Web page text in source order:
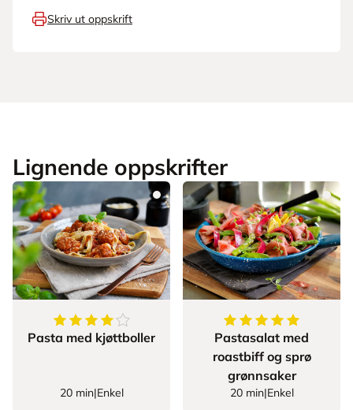
Skriv ut oppskrift
Lignende oppskrifter
4.153846153846154
stjerner
Pasta med kjøttboller
20 min|Enkel
5av5stjerner
Pastasalat med
roastbiff og sprø
grønnsaker
20 min|Enkel